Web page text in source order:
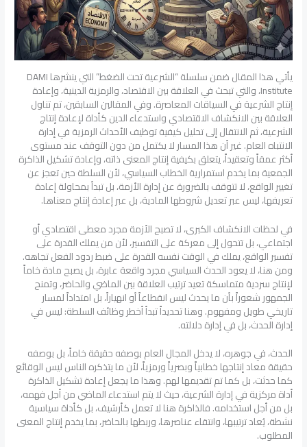
يأتي هذا المقال ضمن سلسلة “الشرعية تحت الضغط” التي ينشرها DAMI
Institute، والتي تبحث في العلاقة بين الاقتصاد، والرمزية الدينية، وإعادة
إنتاج الشرعية في السياقات المعاصرة. وفي المقالين السابقين، تم تناول
العلاقة بين الانكشاف الاقتصادي واستدعاء الدين كأداة لإعادة إنتاج
الشرعية، ثم الانتقال إلى تحليل كيفية توظيف الأحداث الرمزية في إدارة
الانتباه العام. غير أن هذا المسار لا يكتمل من دون التوقف عند مستوى
أكثر عمقاً وتعقيداً، يتعلق بكيفية إنتاج المعنى ذاته، وإعادة تشكيل الذاكرة
الجمعية بما يخدم استمرارية الخطاب السياسي، لأن السلطة حين تعجز عن
تغيير الواقع، لا تتوقف بالضرورة عن إدارة الأزمة، بل تبدأ بمحاولة إعادة
تعريفها، ليس عبر تعديل شروطها المادية، بل عبر إعادة إنتاج معناها.
في لحظات الانكشاف الكبرى، لا تصبح الأزمة مجرد معطى اقتصادي أو
اجتماعي، بل تتحول إلى معركة على التفسير، لأن من يملك القدرة على
تفسير الواقع، يملك في الوقت نفسه القدرة على ضبط ردود الفعل تجاهه.
ومن هنا، لا يعود الحدث السياسي مجرد واقعة عابرة، بل يصبح مادة خاماً
لإنتاج سردية متماسكة تعيد ترتيب العلاقة بين الماضي والحاضر، وتمنح
الجمهور شعوراً بأن ما يحدث ليس انقطاعاً أو انهياراً، بل امتداداً لمسار
تاريخي طويل ومفهوم. وهنا تحديداً تبدأ أخطر وظائف السلطة: ليس في
إدارة الحدث، بل في إدارة دلالته.
الحدث، في جوهره، لا يدخل المجال العام بوصفه حقيقة خاماً، بل بوصفه
حقيقة معاد إنتاجها خطابياً وبصرياً ورمزياً، لأن ما يتذكره الناس ليس الوقائع
كما حدثت، بل كما تم تقديمها لهم. وهذا ما يجعل إعادة تشكيل الذاكرة
أداة مركزية في إدارة الشرعية، حيث لا يتم استدعاء الماضي من أجل فهمه،
بل من أجل استخدامه. فالذاكرة هنا لا تعمل كأرشيف، بل كأداة سياسية
نشطة، يُعاد ترتيبها، وانتقاء عناصرها، وربطها بالحاضر، بما يخدم إنتاج المعنى
المطلوب.